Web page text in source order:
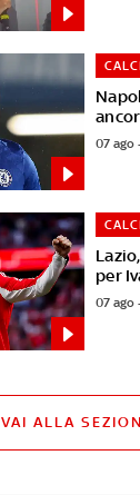
07 ago
per
07 ago
VAI ALLA